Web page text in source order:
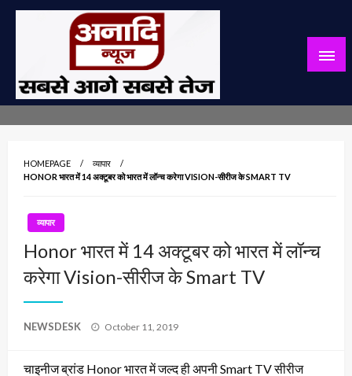
Skip
सबसे आगे सबसे तेज
HOMEPAGE
व्यापार
HONOR भारत में 14 अक्टूबर को भारत में लॉन्च करेगा VISION-सीरीज के SMART TV
व्यापार
Honor भारत में 14 अक्टूबर को भारत में लॉन्च
करेगा Vision-सीरीज के Smart TV
NEWSDESK
Posted
October 11, 2019
चाइनीज ब्रांड Honor भारत में जल्द ही अपनी Smart TV सीरीज